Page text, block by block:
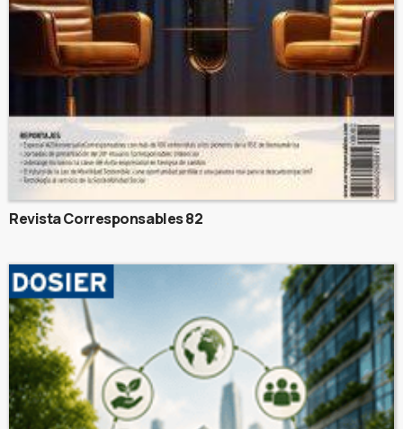
Revista Corresponsables 82